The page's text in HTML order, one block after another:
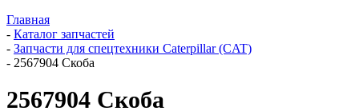
Главная
- Каталог запчастей
- Запчасти для спецтехники Caterpillar (CAT)
- 2567904 Скоба
2567904 Скоба